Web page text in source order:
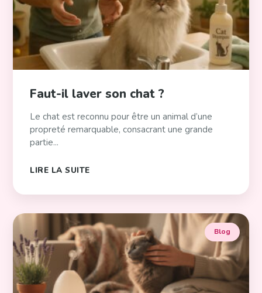
Faut-il laver son chat ?
Le chat est reconnu pour être un animal d’une
propreté remarquable, consacrant une grande
partie...
LIRE LA SUITE
Blog